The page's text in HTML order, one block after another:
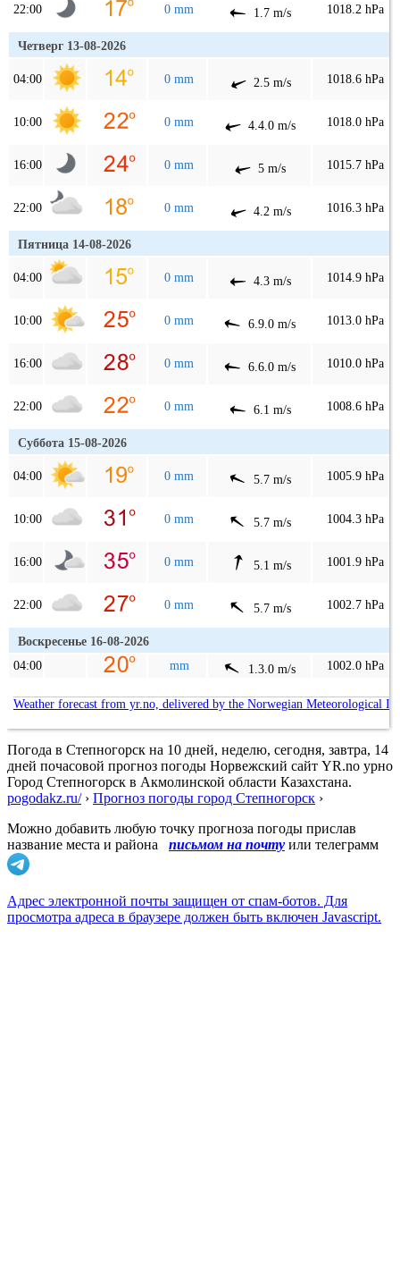
22:00 0 mm 1.7 m/s 1018.2 hPa
Четверг 13-08-2026
04:00 0 mm 2.5 m/s 1018.6 hPa
10:00 0 mm 4.4.0 m/s 1018.0 hPa
16:00 0 mm 5 m/s 1015.7 hPa
22:00 0 mm 4.2 m/s 1016.3 hPa
Пятница 14-08-2026
04:00 0 mm 4.3 m/s 1014.9 hPa
10:00 0 mm 6.9.0 m/s 1013.0 hPa
16:00 0 mm 6.6.0 m/s 1010.0 hPa
22:00 0 mm 6.1 m/s 1008.6 hPa
Суббота 15-08-2026
04:00 0 mm 5.7 m/s 1005.9 hPa
10:00 0 mm 5.7 m/s 1004.3 hPa
16:00 0 mm 5.1 m/s 1001.9 hPa
22:00 0 mm 5.7 m/s 1002.7 hPa
Воскресенье 16-08-2026
04:00
mm 1.3.0 m/s 1002.0 hPa
Weather forecast from yr.no, delivered by the Norwegian Meteorological
Погода в Степногорск на 10 дней, неделю, сегодня, завтра, 14
дней почасовой прогноз погоды Норвежский сайт YR.no урно
Город Степногорск в Акмолинской области Казахстана.
pogodakz.ru/› Прогноз погоды город Степногорск ›
Можно добавить любую точку прогноза погоды прислав
название места и района
письмом на почту или телеграмм
Адрес электронной почты защищен от спам-ботов. Для
просмотра адреса в браузере должен быть включен Javascript.